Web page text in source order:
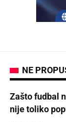
NE
Zašto fudbal
nije toliko